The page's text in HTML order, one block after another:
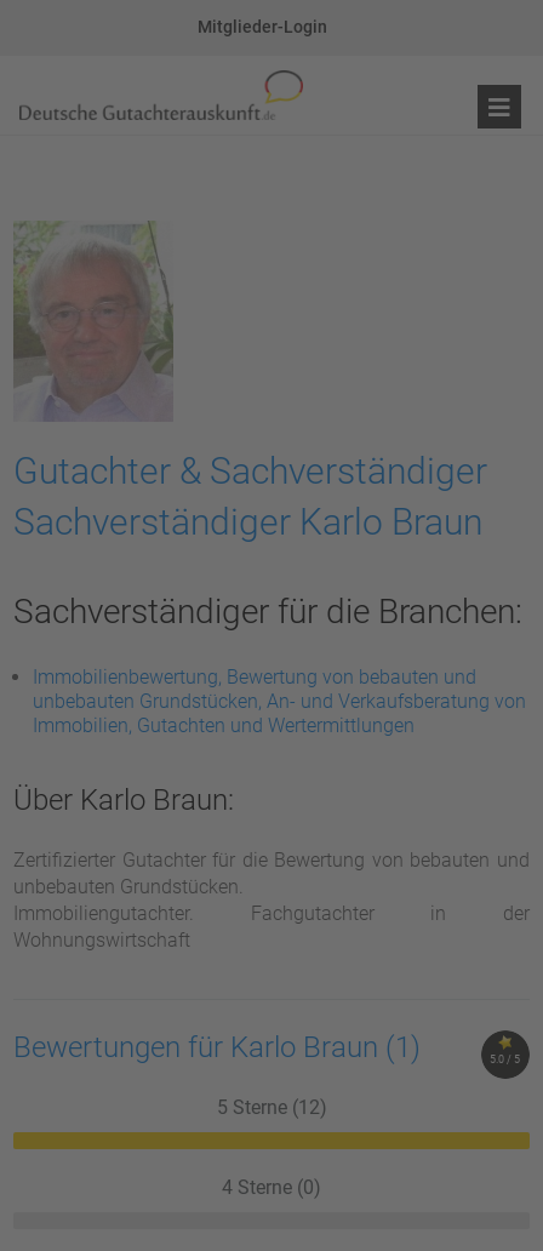
Mitglieder-Login
Gutachter & Sachverständiger
Sachverständiger Karlo Braun
Sachverständiger für die Branchen:
Immobilienbewertung, Bewertung von bebauten und
unbebauten Grundstücken, An- und Verkaufsberatung von
Immobilien, Gutachten und Wertermittlungen
Über Karlo Braun:
Zertifizierter Gutachter für die Bewertung von bebauten und
unbebauten Grundstücken.
Immobiliengutachter. Fachgutachter in der
Wohnungswirtschaft
5.0 / 5
Bewertungen für Karlo Braun (1)
5 Sterne (12)
4 Sterne (0)